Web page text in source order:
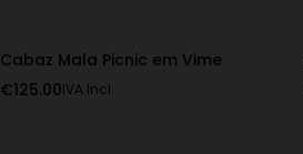
Cabaz Mala Picnic em Vime
€125.00IVA Incl.